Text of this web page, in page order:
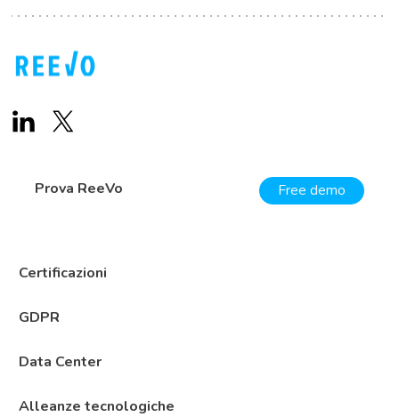
Prova ReeVo Free demo
Certificazioni
GDPR
Data Center
Alleanze tecnologiche